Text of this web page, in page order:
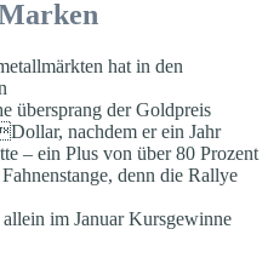
hat in den
übersprang der Goldpreis
nachdem er ein Jahr
– ein Plus von über 80 Prozent
denn die Rallye
im Januar Kursgewinne